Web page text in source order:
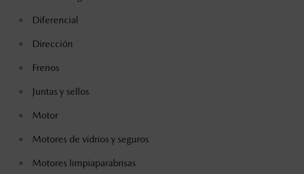
Diferencial
Dirección
Frenos
Juntas y sellos
Motor
Motores de vidrios y seguros
Motores limpiaparabrisas